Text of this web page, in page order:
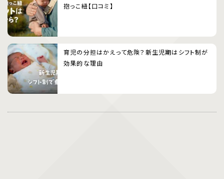
抱っこ紐【口コミ】
育児の分担はかえって危険？新生児期はシフト制が
効果的な理由